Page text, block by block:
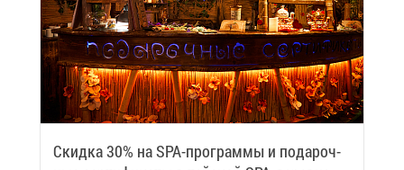
Скид­ка 30% на SPA-про­грам­мы и по­да­роч­